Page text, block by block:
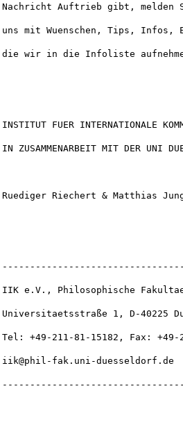
Nachricht Auftrieb gibt, melden
uns mit Wuenschen, Tips, Infos,
die wir in die Infoliste
INSTITUT FUER INTERNATIONALE
IN ZUSAMMENARBEIT MIT DER
Ruediger Riechert & Matthias
IIK e.V., Philosophische
Universitaetsstraße 1, D-40225
Tel: +49-211-81-15182, Fax: +49-
iik@phil-fak.uni-duesseldorf.de